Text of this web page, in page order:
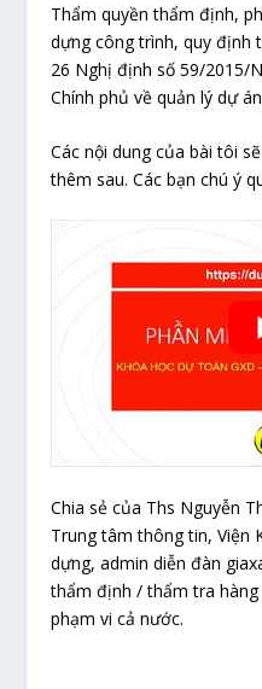
Thẩm quyền thẩm định,
dựng công trình, quy định
26 Nghị định số 59/2015/
Chính phủ về quản lý dự
Các nội dung của bài tôi
thêm sau. Các bạn chú ý
Chia sẻ của Ths Nguyễn
Trung tâm thông tin, Viện
dựng, admin diễn đàn
thẩm định / thẩm tra
phạm vi cả nước.